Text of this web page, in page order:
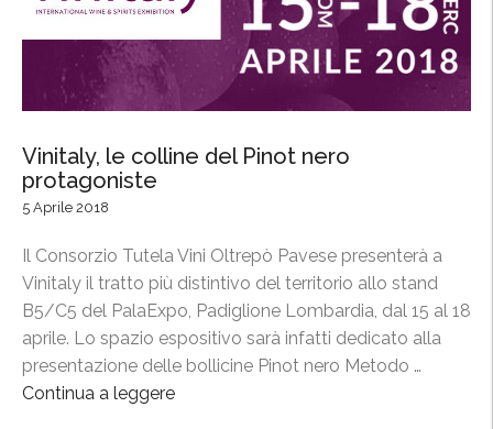
Vinitaly, le colline del Pinot nero
protagoniste
5 Aprile 2018
Il Consorzio Tutela Vini Oltrepò Pavese presenterà a
Vinitaly il tratto più distintivo del territorio allo stand
B5/C5 del PalaExpo, Padiglione Lombardia, dal 15 al 18
aprile. Lo spazio espositivo sarà infatti dedicato alla
presentazione delle bollicine Pinot nero Metodo …
Continua a leggere